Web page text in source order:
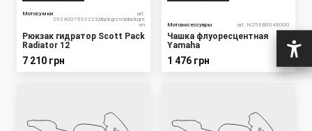
Мотосумки
art.
2924007552223,blackgreen,blackgre
en
Рюкзак гидратор Scott Pack
Radiator 12
7 210 грн
Мотоаксессуары art. N25EB004E000
Чашка флуоресцентная
Yamaha
1 476 грн